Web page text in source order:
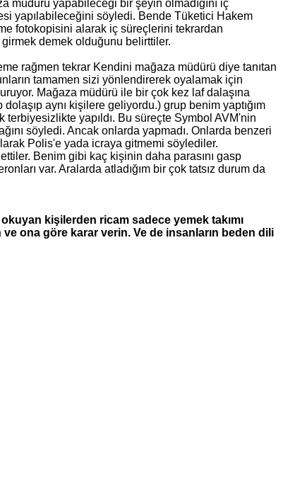
müdürü yapabileceği bir şeyin olmadığını iç
yapılabileceğini söyledi. Bende Tüketici Hakem
fotokopisini alarak iç süreçlerini tekrardan
girmek demek olduğunu belirttiler.
rağmen tekrar Kendini mağaza müdürü diye tanıtan
tamamen sizi yönlendirerek oyalamak için
Mağaza müdürü ile bir çok kez laf dalaşına
aynı kişilere geliyordu.) grup benim yaptığım
yapıldı. Bu süreçte Symbol AVM'nin
söyledi. Ancak onlarda yapmadı. Onlarda benzeri
Polis'e yada icraya gitmemi söylediler.
Benim gibi kaç kişinin daha parasını gasp
var. Aralarda atladığım bir çok tatsız durum da
kişilerden ricam sadece yemek takımı
ona göre karar verin. Ve de insanların beden dili